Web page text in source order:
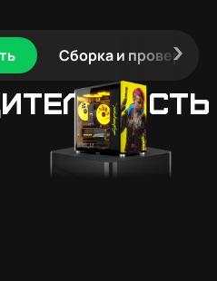
Сборка и проверка